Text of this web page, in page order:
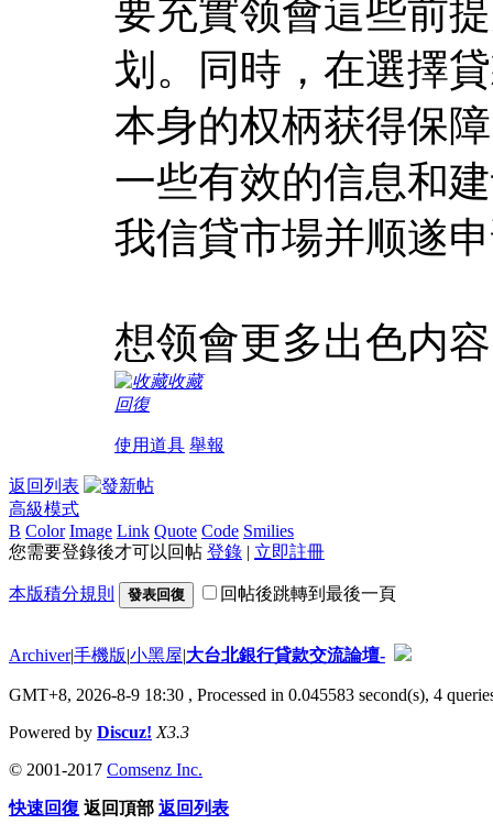
要充實领會這些前
划。同時，在選擇
本身的权柄获得保
一些有效的信息和
我信貸市場并顺遂
想领會更多出色内
收藏
回復
使用道具 舉報
返回列表
高級模式
B Color Image Link Quote Code Smilies
您需要登錄後才可以回帖 登錄 | 立即註冊
本版積分規則 發表回復 回帖後跳轉到最後一頁
Archiver|手機版|小黑屋|大台北銀行貸款交流論壇-
GMT+8, 2026-8-9 18:30 , Processed in 0.045583 second(s), 4
Powered by Discuz! X3.3
© 2001-2017 Comsenz Inc.
快速回復 返回頂部 返回列表